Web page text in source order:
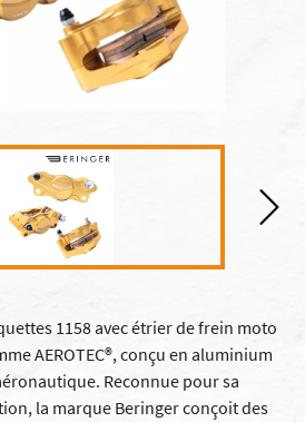
1158 avec étrier de frein moto
AEROTEC®, conçu en aluminium
Reconnue pour sa
la marque Beringer conçoit des